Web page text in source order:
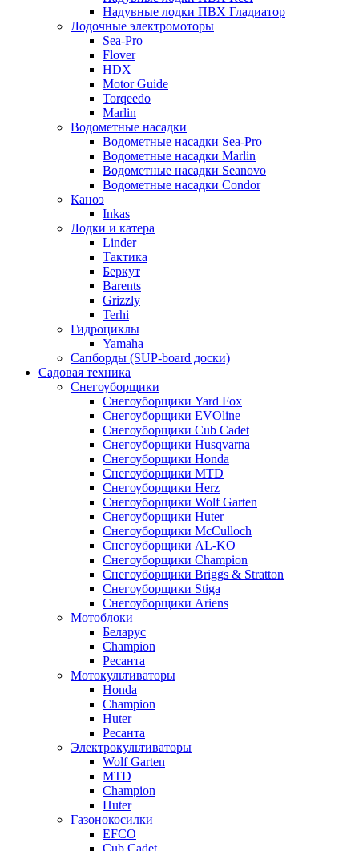
Надувные лодки ПВХ Гладиатор
Лодочные электромоторы
Sea-Pro
Flover
HDX
Motor Guide
Torqeedo
Marlin
Водометные насадки
Водометные насадки Sea-Pro
Водометные насадки Marlin
Водометные насадки Seanovo
Водометные насадки Condor
Каноэ
Inkas
Лодки и катера
Linder
Тактика
Беркут
Barents
Grizzly
Terhi
Гидроциклы
Yamaha
Сапборды (SUP-board доски)
Садовая техника
Снегоуборщики
Снегоуборщики Yard Fox
Снегоуборщики EVOline
Снегоуборщики Cub Cadet
Снегоуборщики Husqvarna
Снегоуборщики Honda
Снегоуборщики MTD
Снегоуборщики Herz
Снегоуборщики Wolf Garten
Снегоуборщики Huter
Снегоуборщики McCulloch
Снегоуборщики AL-KO
Снегоуборщики Champion
Снегоуборщики Briggs & Stratton
Снегоуборщики Stiga
Снегоуборщики Ariens
Мотоблоки
Беларус
Champion
Ресанта
Мотокультиваторы
Honda
Champion
Huter
Ресанта
Электрокультиваторы
Wolf Garten
MTD
Champion
Huter
Газонокосилки
EFCO
Cub Cadet